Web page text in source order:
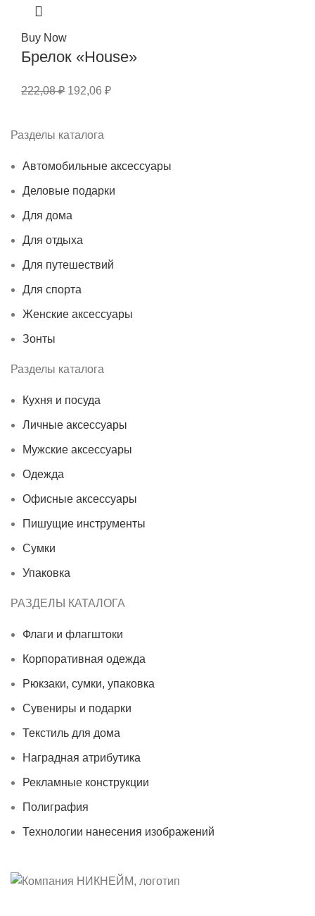
Buy Now
Брелок «House»
222,08₽ 192,06 ₽
Разделы каталога
Автомобильные аксессуары
Деловые подарки
Для дома
Для отдыха
Для путешествий
Для спорта
Женские аксессуары
Зонты
Разделы каталога
Кухня и посуда
Личные аксессуары
Мужские аксессуары
Одежда
Офисные аксессуары
Пишущие инструменты
Сумки
Упаковка
РАЗДЕЛЫ КАТАЛОГА
Флаги и флагштоки
Корпоративная одежда
Рюкзаки, сумки, упаковка
Сувениры и подарки
Текстиль для дома
Наградная атрибутика
Рекламные конструкции
Полиграфия
Технологии нанесения изображений